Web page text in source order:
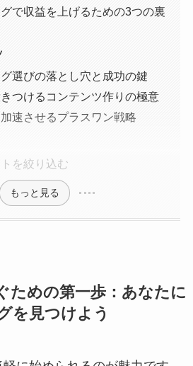
で収益を上げるための3つの裏
選びの落とし穴と成功の鍵
つけるコンテンツ作りの極意
速させるプラスワン戦略
を絞り込む
もっと見る
ための第一歩：あなたに
を見つけよう